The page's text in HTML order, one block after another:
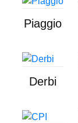
Piaggio
Derbi